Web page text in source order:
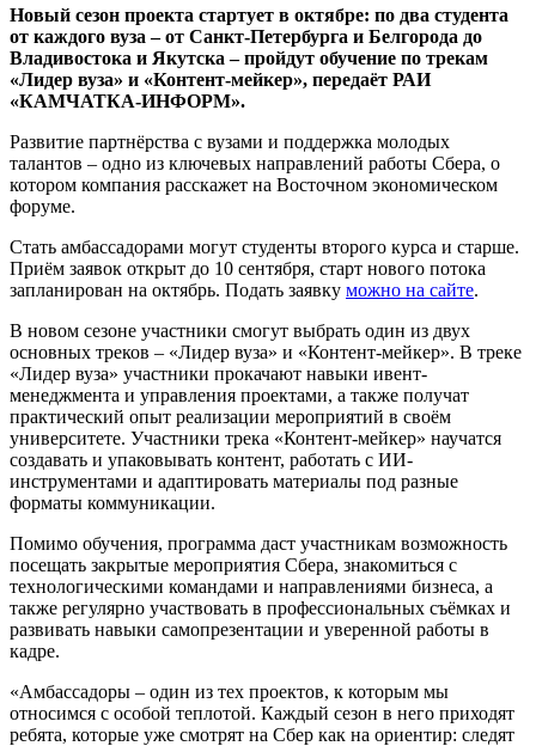
Новый сезон проекта стартует в октябре: по два студента
от каждого вуза – от Санкт-Петербурга и Белгорода до
Владивостока и Якутска – пройдут обучение по трекам
«Лидер вуза» и «Контент-мейкер», передаёт РАИ
«КАМЧАТКА-ИНФОРМ».
Развитие партнёрства с вузами и поддержка молодых
талантов – одно из ключевых направлений работы Сбера, о
котором компания расскажет на Восточном экономическом
форуме.
Стать амбассадорами могут студенты второго курса и старше.
Приём заявок открыт до 10 сентября, старт нового потока
запланирован на октябрь. Подать заявку можно на сайте.
В новом сезоне участники смогут выбрать один из двух
основных треков – «Лидер вуза» и «Контент-мейкер». В треке
«Лидер вуза» участники прокачают навыки ивент-
менеджмента и управления проектами, а также получат
практический опыт реализации мероприятий в своём
университете. Участники трека «Контент-мейкер» научатся
создавать и упаковывать контент, работать с ИИ-
инструментами и адаптировать материалы под разные
форматы коммуникации.
Помимо обучения, программа даст участникам возможность
посещать закрытые мероприятия Сбера, знакомиться с
технологическими командами и направлениями бизнеса, а
также регулярно участвовать в профессиональных съёмках и
развивать навыки самопрезентации и уверенной работы в
кадре.
«Амбассадоры – один из тех проектов, к которым мы
относимся с особой теплотой. Каждый сезон в него приходят
ребята, которые уже смотрят на Сбер как на ориентир: следят